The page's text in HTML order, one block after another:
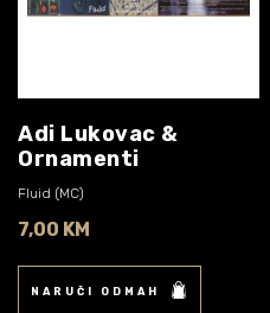
Adi Lukovac &
Ornamenti
Fluid (MC)
7,00 KM
NARUČI ODMAH